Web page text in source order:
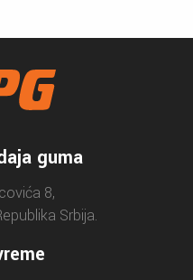
guma
8,
Srbija.